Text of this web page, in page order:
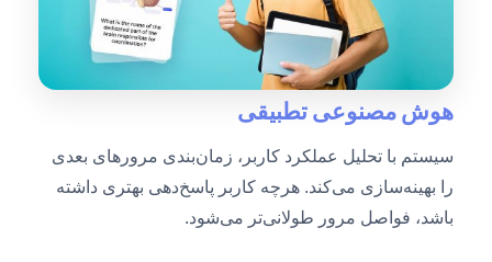
هوش مصنوعی تطبیقی
سیستم با تحلیل عملکرد کاربر، زمان‌بندی مرورهای بعدی
را بهینه‌سازی می‌کند. هرچه کاربر پاسخ‌دهی بهتری داشته
باشد، فواصل مرور طولانی‌تر می‌شود.